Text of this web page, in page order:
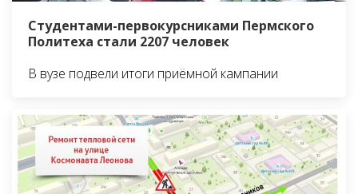
Студентами-первокурсниками Пермского
Политеха стали 2207 человек
В вузе подвели итоги приёмной кампании